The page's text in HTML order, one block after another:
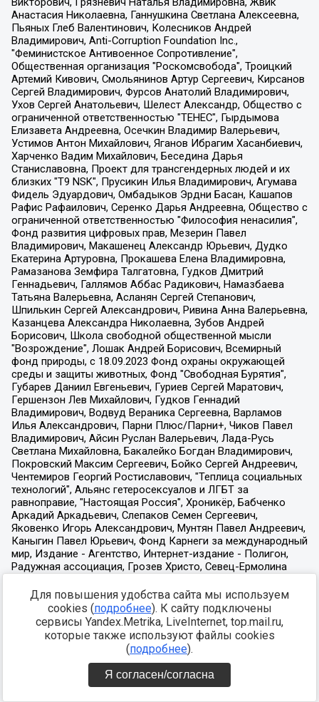
Для повышения удобства сайта мы используем
cookies (подробнее). К сайту подключены
сервисы Yandex.Metrika, LiveInternet, top.mail.ru,
которые также используют файлы cookies
(подробнее).
Я согласен/согласна